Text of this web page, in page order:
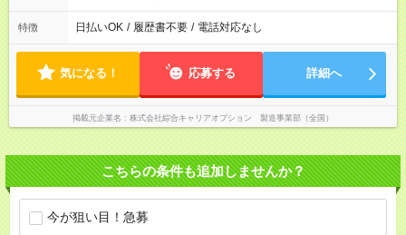
特徴 日払いOK / 履歴書不要 / 電話対応なし
気になる！ 応募する 詳細へ
掲載元企業名 株式会社綜合キャリアオプション 製造事業部（全国）
こちらの条件も追加しませんか？
今が狙い目！急募